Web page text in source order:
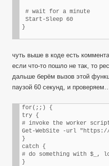
# wait for a minute
Start-Sleep 60
чуть выше в коде есть
если что-то пошло не так, то
дальше берём вызов этой
паузой 60 секунд, и проверяем…
for(;;) {
try {
# invoke the worker
Get-WebSite -url "https://
}
catch {
# do something with $_,
}